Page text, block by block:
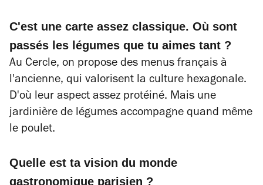
C'est une carte assez classique. Où sont
passés les légumes que tu aimes tant ?
Au Cercle, on propose des menus français à
l'ancienne, qui valorisent la culture hexagonale.
D'où leur aspect assez protéiné. Mais une
jardinière de légumes accompagne quand même
le poulet.
Quelle est ta vision du monde
gastronomique parisien ?